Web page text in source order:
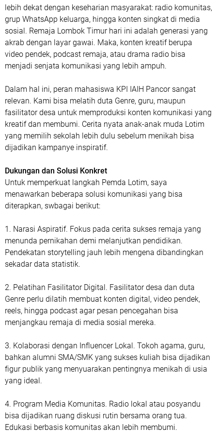
lebih dekat dengan keseharian masyarakat: radio komunitas,
grup WhatsApp keluarga, hingga konten singkat di media
sosial. Remaja Lombok Timur hari ini adalah generasi yang
akrab dengan layar gawai. Maka, konten kreatif berupa
video pendek, podcast remaja, atau drama radio bisa
menjadi senjata komunikasi yang lebih ampuh.
Dalam hal ini, peran mahasiswa KPI IAIH Pancor sangat
relevan. Kami bisa melatih duta Genre, guru, maupun
fasilitator desa untuk memproduksi konten komunikasi yang
kreatif dan membumi. Cerita nyata anak-anak muda Lotim
yang memilih sekolah lebih dulu sebelum menikah bisa
dijadikan kampanye inspiratif.
Dukungan dan Solusi Konkret
Untuk memperkuat langkah Pemda Lotim, saya
menawarkan beberapa solusi komunikasi yang bisa
diterapkan, swbagai berikut:
1. Narasi Aspiratif. Fokus pada cerita sukses remaja yang
menunda pernikahan demi melanjutkan pendidikan.
Pendekatan storytelling jauh lebih mengena dibandingkan
sekadar data statistik.
2. Pelatihan Fasilitator Digital. Fasilitator desa dan duta
Genre perlu dilatih membuat konten digital, video pendek,
reels, hingga podcast agar pesan pencegahan bisa
menjangkau remaja di media sosial mereka.
3. Kolaborasi dengan Influencer Lokal. Tokoh agama, guru,
bahkan alumni SMA/SMK yang sukses kuliah bisa dijadikan
figur publik yang menyuarakan pentingnya menikah di usia
yang ideal.
4. Program Media Komunitas. Radio lokal atau posyandu
bisa dijadikan ruang diskusi rutin bersama orang tua.
Edukasi berbasis komunitas akan lebih membumi.